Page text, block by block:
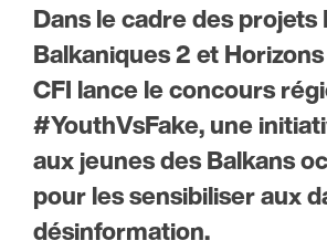
Dans le cadre des
Balkaniques 2 et
CFI lance le concours
#YouthVsFake, une
aux jeunes des Balkans
pour les sensibiliser aux
désinformation.